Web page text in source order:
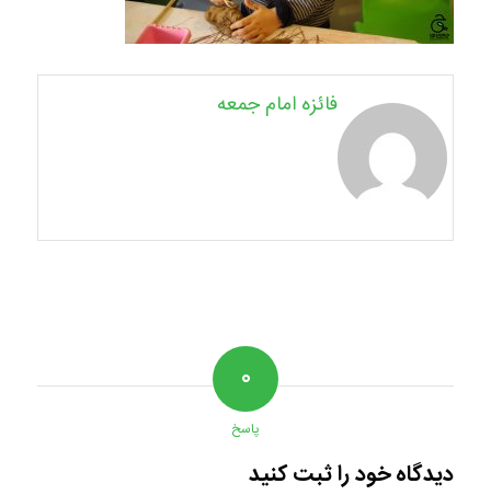
فائزه امام جمعه
۰
پاسخ
دیدگاه خود را ثبت کنید